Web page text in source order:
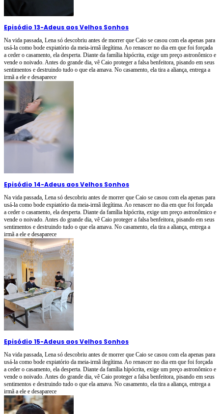
Episódio 13-Adeus aos Velhos Sonhos
Na vida passada, Lena só descobriu antes de morrer que Caio se casou com ela apenas para
usá-la como bode expiatório da meia-irmã ilegítima. Ao renascer no dia em que foi forçada
a ceder o casamento, ela desperta. Diante da família hipócrita, exige um preço astronômico e
vende o noivado. Antes do grande dia, vê Caio proteger a falsa benfeitora, pisando em seus
sentimentos e destruindo tudo o que ela amava. No casamento, ela tira a aliança, entrega a
irmã a ele e desaparece
Episódio 14-Adeus aos Velhos Sonhos
Na vida passada, Lena só descobriu antes de morrer que Caio se casou com ela apenas para
usá-la como bode expiatório da meia-irmã ilegítima. Ao renascer no dia em que foi forçada
a ceder o casamento, ela desperta. Diante da família hipócrita, exige um preço astronômico e
vende o noivado. Antes do grande dia, vê Caio proteger a falsa benfeitora, pisando em seus
sentimentos e destruindo tudo o que ela amava. No casamento, ela tira a aliança, entrega a
irmã a ele e desaparece
Episódio 15-Adeus aos Velhos Sonhos
Na vida passada, Lena só descobriu antes de morrer que Caio se casou com ela apenas para
usá-la como bode expiatório da meia-irmã ilegítima. Ao renascer no dia em que foi forçada
a ceder o casamento, ela desperta. Diante da família hipócrita, exige um preço astronômico e
vende o noivado. Antes do grande dia, vê Caio proteger a falsa benfeitora, pisando em seus
sentimentos e destruindo tudo o que ela amava. No casamento, ela tira a aliança, entrega a
irmã a ele e desaparece